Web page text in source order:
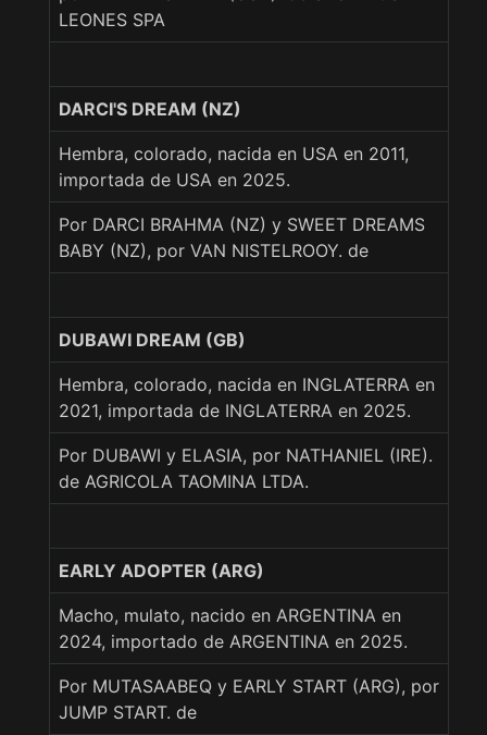
LEONES SPA
DARCI'S DREAM (NZ)
Hembra, colorado, nacida en USA en 2011,
importada de USA en 2025.
Por DARCI BRAHMA (NZ) y SWEET DREAMS
BABY (NZ), por VAN NISTELROOY. de
DUBAWI DREAM (GB)
Hembra, colorado, nacida en INGLATERRA en
2021, importada de INGLATERRA en 2025.
Por DUBAWI y ELASIA, por NATHANIEL (IRE).
de AGRICOLA TAOMINA LTDA.
EARLY ADOPTER (ARG)
Macho, mulato, nacido en ARGENTINA en
2024, importado de ARGENTINA en 2025.
Por MUTASAABEQ y EARLY START (ARG), por
JUMP START. de